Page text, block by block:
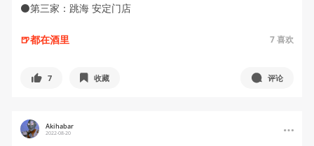
⚫️第三家：跳海 安定门店
🍺都在酒里 7喜欢
7 收藏 评论
Akihabar
2022-08-20